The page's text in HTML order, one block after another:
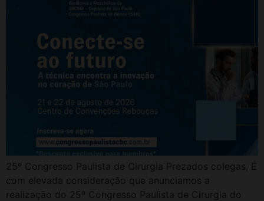
25º Congresso Paulista de Cirurgia Prezados colegas, É
com elevada consideração que anunciamos a
realização do 25º Congresso Paulista de Cirurgia do